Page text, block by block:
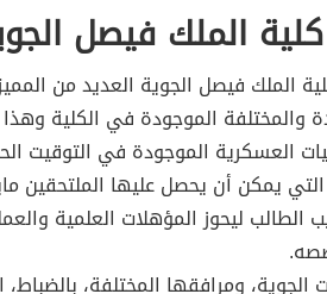
الملك فيصل
الملك فيصل الجوية العديد من
والمختلفة الموجودة في الكلية
العسكرية الموجودة في التوقيت
يمكن أن يحصل عليها الملتحقين
الطالب ليحوز المؤهلات العلمية
الجوية، ومرافقها المختلفة، بالضباط،